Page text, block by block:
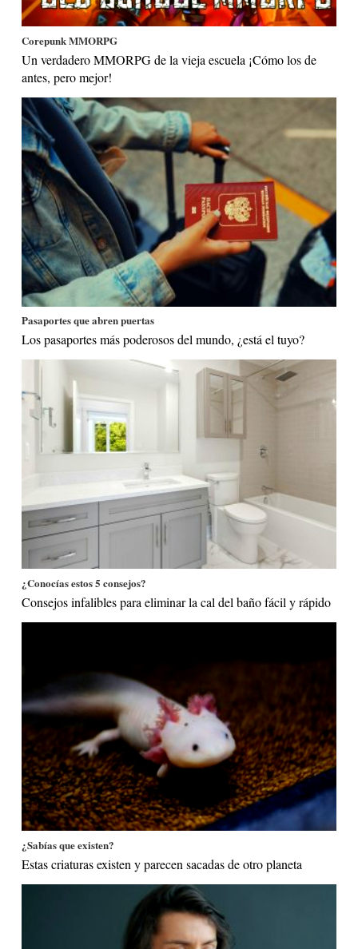
Corepunk MMORPG
Un verdadero MMORPG de la vieja escuela ¡Cómo los de
antes, pero mejor!
Pasaportes que abren puertas
Los pasaportes más poderosos del mundo, ¿está el tuyo?
¿Conocías estos 5 consejos?
Consejos infalibles para eliminar la cal del baño fácil y rápido
¿Sabías que existen?
Estas criaturas existen y parecen sacadas de otro planeta